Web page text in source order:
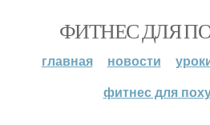
ФИТНЕС ДЛЯ
главная новости
фитнес для